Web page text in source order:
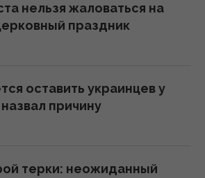
перебивают других не из-
причины гораздо глубже
эксперты назвали
смартфон 2026 года
нельзя жаловаться на
праздник
оставить украинцев у
причину
терки: неожиданный